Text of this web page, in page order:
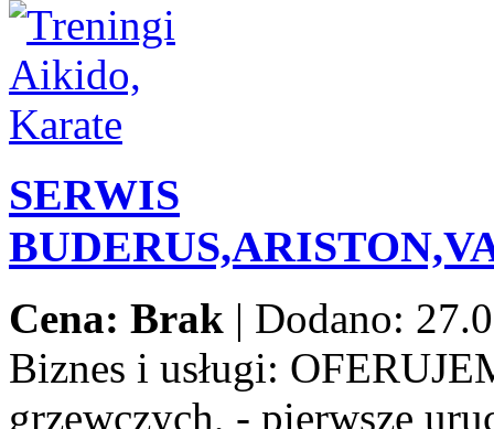
SERWIS
Cena: Brak | Dodano:
Biznes i usługi:
grzewczych, - pierwsze